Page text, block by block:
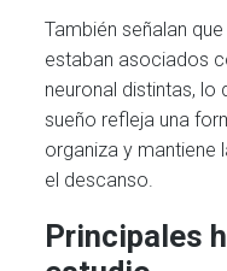
También señalan
estaban asociados
neuronal distintas, lo
sueño refleja una
organiza y mantiene
el descanso.
Principales